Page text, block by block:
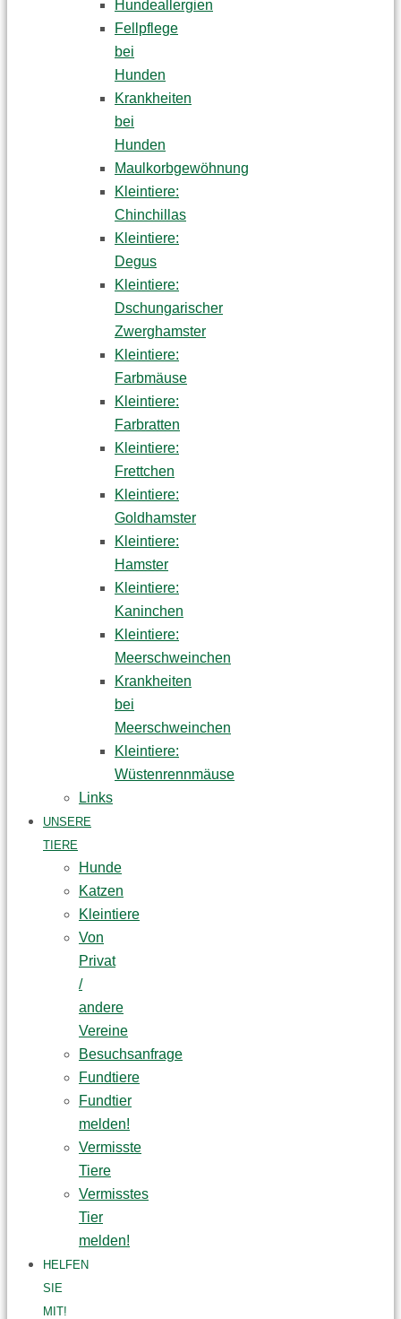
Hundeallergien
Fellpflege
bei
Hunden
Krankheiten
bei
Hunden
Maulkorbgewöhnung
Kleintiere:
Chinchillas
Kleintiere:
Degus
Kleintiere:
Dschungarischer
Zwerghamster
Kleintiere:
Farbmäuse
Kleintiere:
Farbratten
Kleintiere:
Frettchen
Kleintiere:
Goldhamster
Kleintiere:
Hamster
Kleintiere:
Kaninchen
Kleintiere:
Meerschweinchen
Krankheiten
bei
Meerschweinchen
Kleintiere:
Wüstenrennmäuse
Links
UNSERE
TIERE
Hunde
Katzen
Kleintiere
Von
Privat
/
andere
Vereine
Besuchsanfrage
Fundtiere
Fundtier
melden!
Vermisste
Tiere
Vermisstes
Tier
melden!
HELFEN
SIE
MIT!